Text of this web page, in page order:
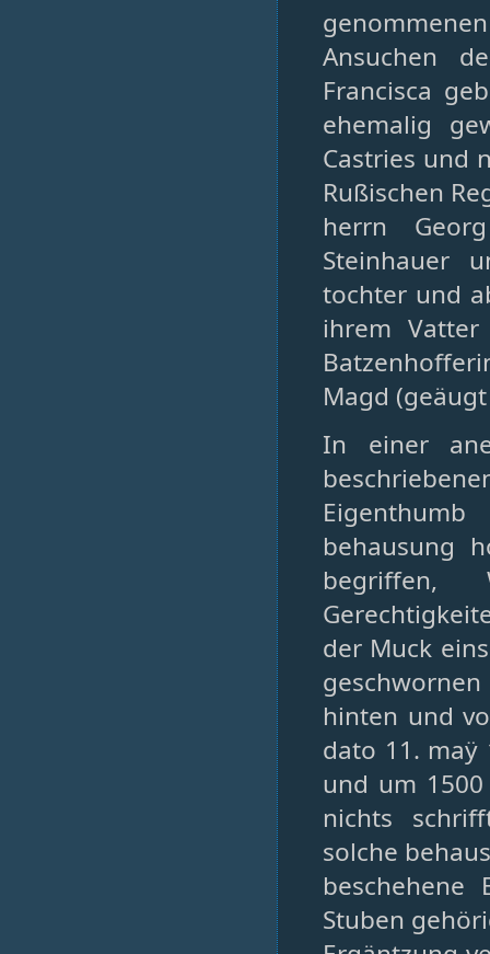
Ansuchen
Francisca
ehemalig
Castries und
Rußischen
herrn
Steinhauer
tochter und
ihrem
Magd
In einer
behausung
begriffen,
der Muck
hinten und
dato 11.
und um
nichts
solche
beschehene
Stuben